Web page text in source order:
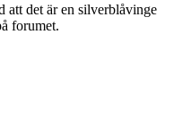
att det är en silverblåvinge
forumet.